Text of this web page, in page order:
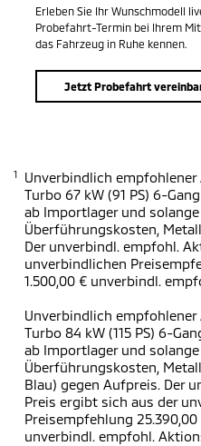
Erleben Sie Ihr Wunschmodell
Probefahrt-Termin bei Ihrem
das Fahrzeug in Ruhe kennen.
Jetzt Probefahrt
1
Unverbindlich empfohlener
Turbo 67 kW (91 PS) 6-
ab Importlager und
Überführungskosten,
Der unverbindl. empfohl.
unverbindlichen
1.500,00 € unverbindl.
Unverbindlich empfohlener
Turbo 84 kW (115 PS) 6-
ab Importlager und
Überführungskosten,
Blau) gegen Aufpreis. Der
Preis ergibt sich aus der
Preisempfehlung
unverbindl. empfohl.